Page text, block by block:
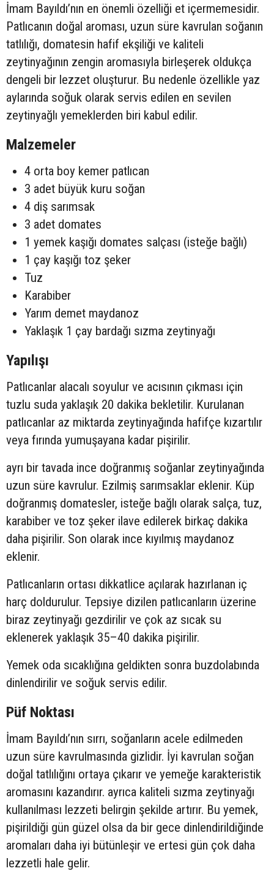
İmam Bayıldı’nın en önemli özelliği et içermemesidir.
Patlıcanın doğal aroması, uzun süre kavrulan soğanın
tatlılığı, domatesin hafif ekşiliği ve kaliteli
zeytinyağının zengin aromasıyla birleşerek oldukça
dengeli bir lezzet oluşturur. Bu nedenle özellikle yaz
aylarında soğuk olarak servis edilen en sevilen
zeytinyağlı yemeklerden biri kabul edilir.
Malzemeler
4 orta boy kemer patlıcan
3 adet büyük kuru soğan
4 diş sarımsak
3 adet domates
1 yemek kaşığı domates salçası (isteğe bağlı)
1 çay kaşığı toz şeker
Tuz
Karabiber
Yarım demet maydanoz
Yaklaşık 1 çay bardağı sızma zeytinyağı
Yapılışı
Patlıcanlar alacalı soyulur ve acısının çıkması için
tuzlu suda yaklaşık 20 dakika bekletilir. Kurulanan
patlıcanlar az miktarda zeytinyağında hafifçe kızartılır
veya fırında yumuşayana kadar pişirilir.
ayrı bir tavada ince doğranmış soğanlar zeytinyağında
uzun süre kavrulur. Ezilmiş sarımsaklar eklenir. Küp
doğranmış domatesler, isteğe bağlı olarak salça, tuz,
karabiber ve toz şeker ilave edilerek birkaç dakika
daha pişirilir. Son olarak ince kıyılmış maydanoz
eklenir.
Patlıcanların ortası dikkatlice açılarak hazırlanan iç
harç doldurulur. Tepsiye dizilen patlıcanların üzerine
biraz zeytinyağı gezdirilir ve çok az sıcak su
eklenerek yaklaşık 35–40 dakika pişirilir.
Yemek oda sıcaklığına geldikten sonra buzdolabında
dinlendirilir ve soğuk servis edilir.
Püf Noktası
İmam Bayıldı’nın sırrı, soğanların acele edilmeden
uzun süre kavrulmasında gizlidir. İyi kavrulan soğan
doğal tatlılığını ortaya çıkarır ve yemeğe karakteristik
aromasını kazandırır. ayrıca kaliteli sızma zeytinyağı
kullanılması lezzeti belirgin şekilde artırır. Bu yemek,
pişirildiği gün güzel olsa da bir gece dinlendirildiğinde
aromaları daha iyi bütünleşir ve ertesi gün çok daha
lezzetli hale gelir.